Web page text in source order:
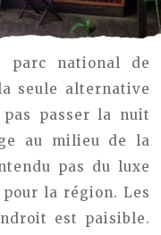
parc national de
seule alternative
passer la nuit
au milieu de la
pas du luxe
la région. Les
est paisible.